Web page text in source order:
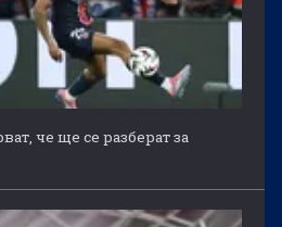
че ще се разберат за